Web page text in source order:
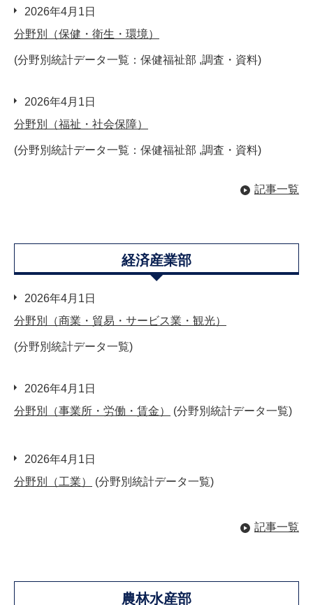
2026年4月1日
分野別（保健・衛生・環境）
(分野別統計データ一覧：保健福祉部 ,調査・資料)
2026年4月1日
分野別（福祉・社会保障）
(分野別統計データ一覧：保健福祉部 ,調査・資料)
記事一覧
経済産業部
2026年4月1日
分野別（商業・貿易・サービス業・観光）
(分野別統計データ一覧)
2026年4月1日
分野別（事業所・労働・賃金）
(分野別統計データ一覧)
2026年4月1日
分野別（工業）
(分野別統計データ一覧)
記事一覧
農林水産部